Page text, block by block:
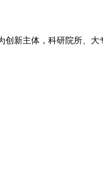
新主体，科研院所、